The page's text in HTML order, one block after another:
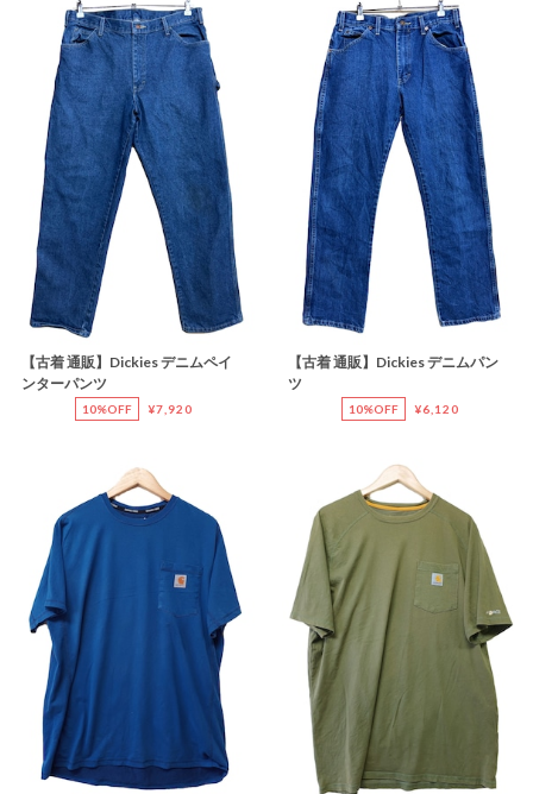
【古着 通販】Dickies デニムペイ
ンターパンツ
10%OFF ¥7,920
【古着 通販】Dickies デニムパン
ツ
10%OFF ¥6,120